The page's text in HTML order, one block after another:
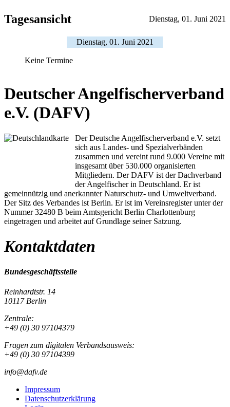
Tagesansicht Dienstag, 01. Juni 2021
Dienstag, 01. Juni 2021
Keine Termine
Deutscher Angelfischerverband
e.V. (DAFV)
Der Deutsche Angelfischerverband e.V. setzt
sich aus Landes- und Spezialverbänden
zusammen und vereint rund 9.000 Vereine mit
insgesamt über 530.000 organisierten
Mitgliedern. Der DAFV ist der Dachverband
der Angelfischer in Deutschland. Er ist
gemeinnützig und anerkannter Naturschutz- und Umweltverband.
Der Sitz des Verbandes ist Berlin. Er ist im Vereinsregister unter der
Nummer 32480 B beim Amtsgericht Berlin Charlottenburg
eingetragen und arbeitet auf Grundlage seiner Satzung.
Kontaktdaten
Bundesgeschäftsstelle
Reinhardtstr. 14
10117 Berlin
Zentrale:
+49 (0) 30 97104379
Fragen zum digitalen Verbandsausweis:
+49 (0) 30 97104399
info@dafv.de
Impressum
Datenschutzerklärung